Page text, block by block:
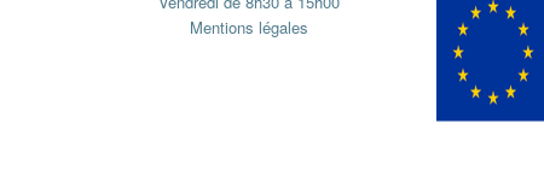
Mentions légales